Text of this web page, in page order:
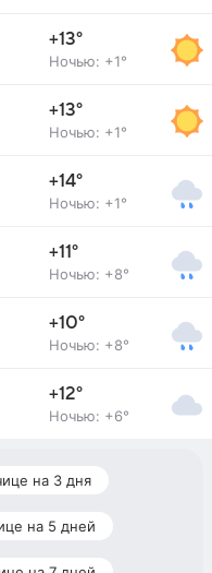
+13°
Ночью: +1°
+13°
Ночью: +1°
+14°
Ночью: +1°
+11°
Ночью: +8°
+10°
Ночью: +8°
+12°
Ночью: +6°
на 3 дня
на 5 дней